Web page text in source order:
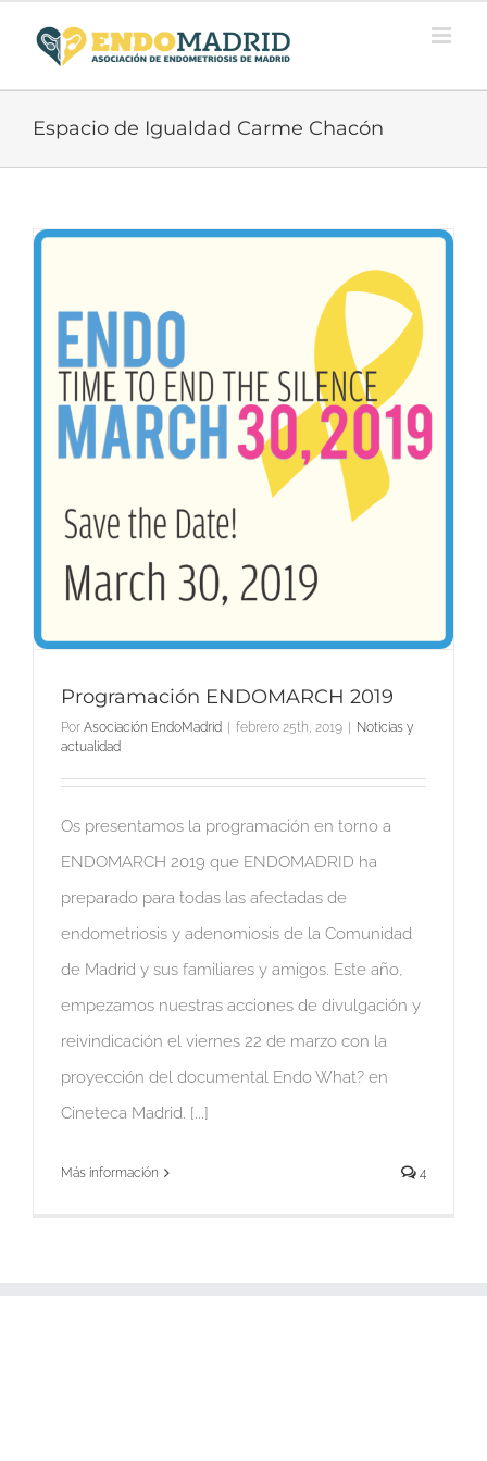
contenido
Espacio de Igualdad Carme Chacón
Programación ENDOMARCH 2019
Por Asociación EndoMadrid febrero 25th, 2019
Noticias y
actualidad
Os presentamos la programación en torno a
ENDOMARCH 2019 que ENDOMADRID ha
preparado para todas las afectadas de
endometriosis y adenomiosis de la Comunidad
de Madrid y sus familiares y amigos. Este año,
empezamos nuestras acciones de divulgación y
reivindicación el viernes 22 de marzo con la
proyección del documental Endo What? en
Cineteca Madrid. [...]
Más información 4